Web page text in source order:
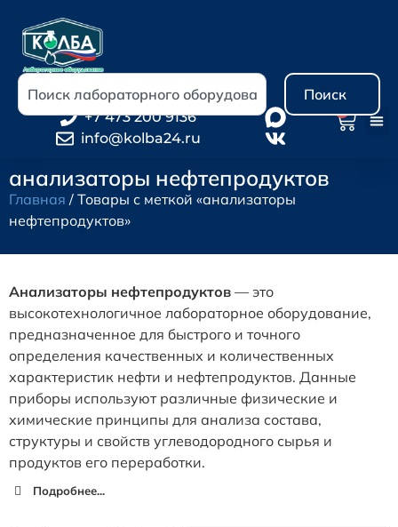
Поиск
+7 473 200 9136
info@kolba24.ru
анализаторы нефтепродуктов
Главная / Товары с меткой «анализаторы
нефтепродуктов»
Анализаторы нефтепродуктов — это
высокотехнологичное лабораторное оборудование,
предназначенное для быстрого и точного
определения качественных и количественных
характеристик нефти и нефтепродуктов. Данные
приборы используют различные физические и
химические принципы для анализа состава,
структуры и свойств углеводородного сырья и
продуктов его переработки.
Подробнее...